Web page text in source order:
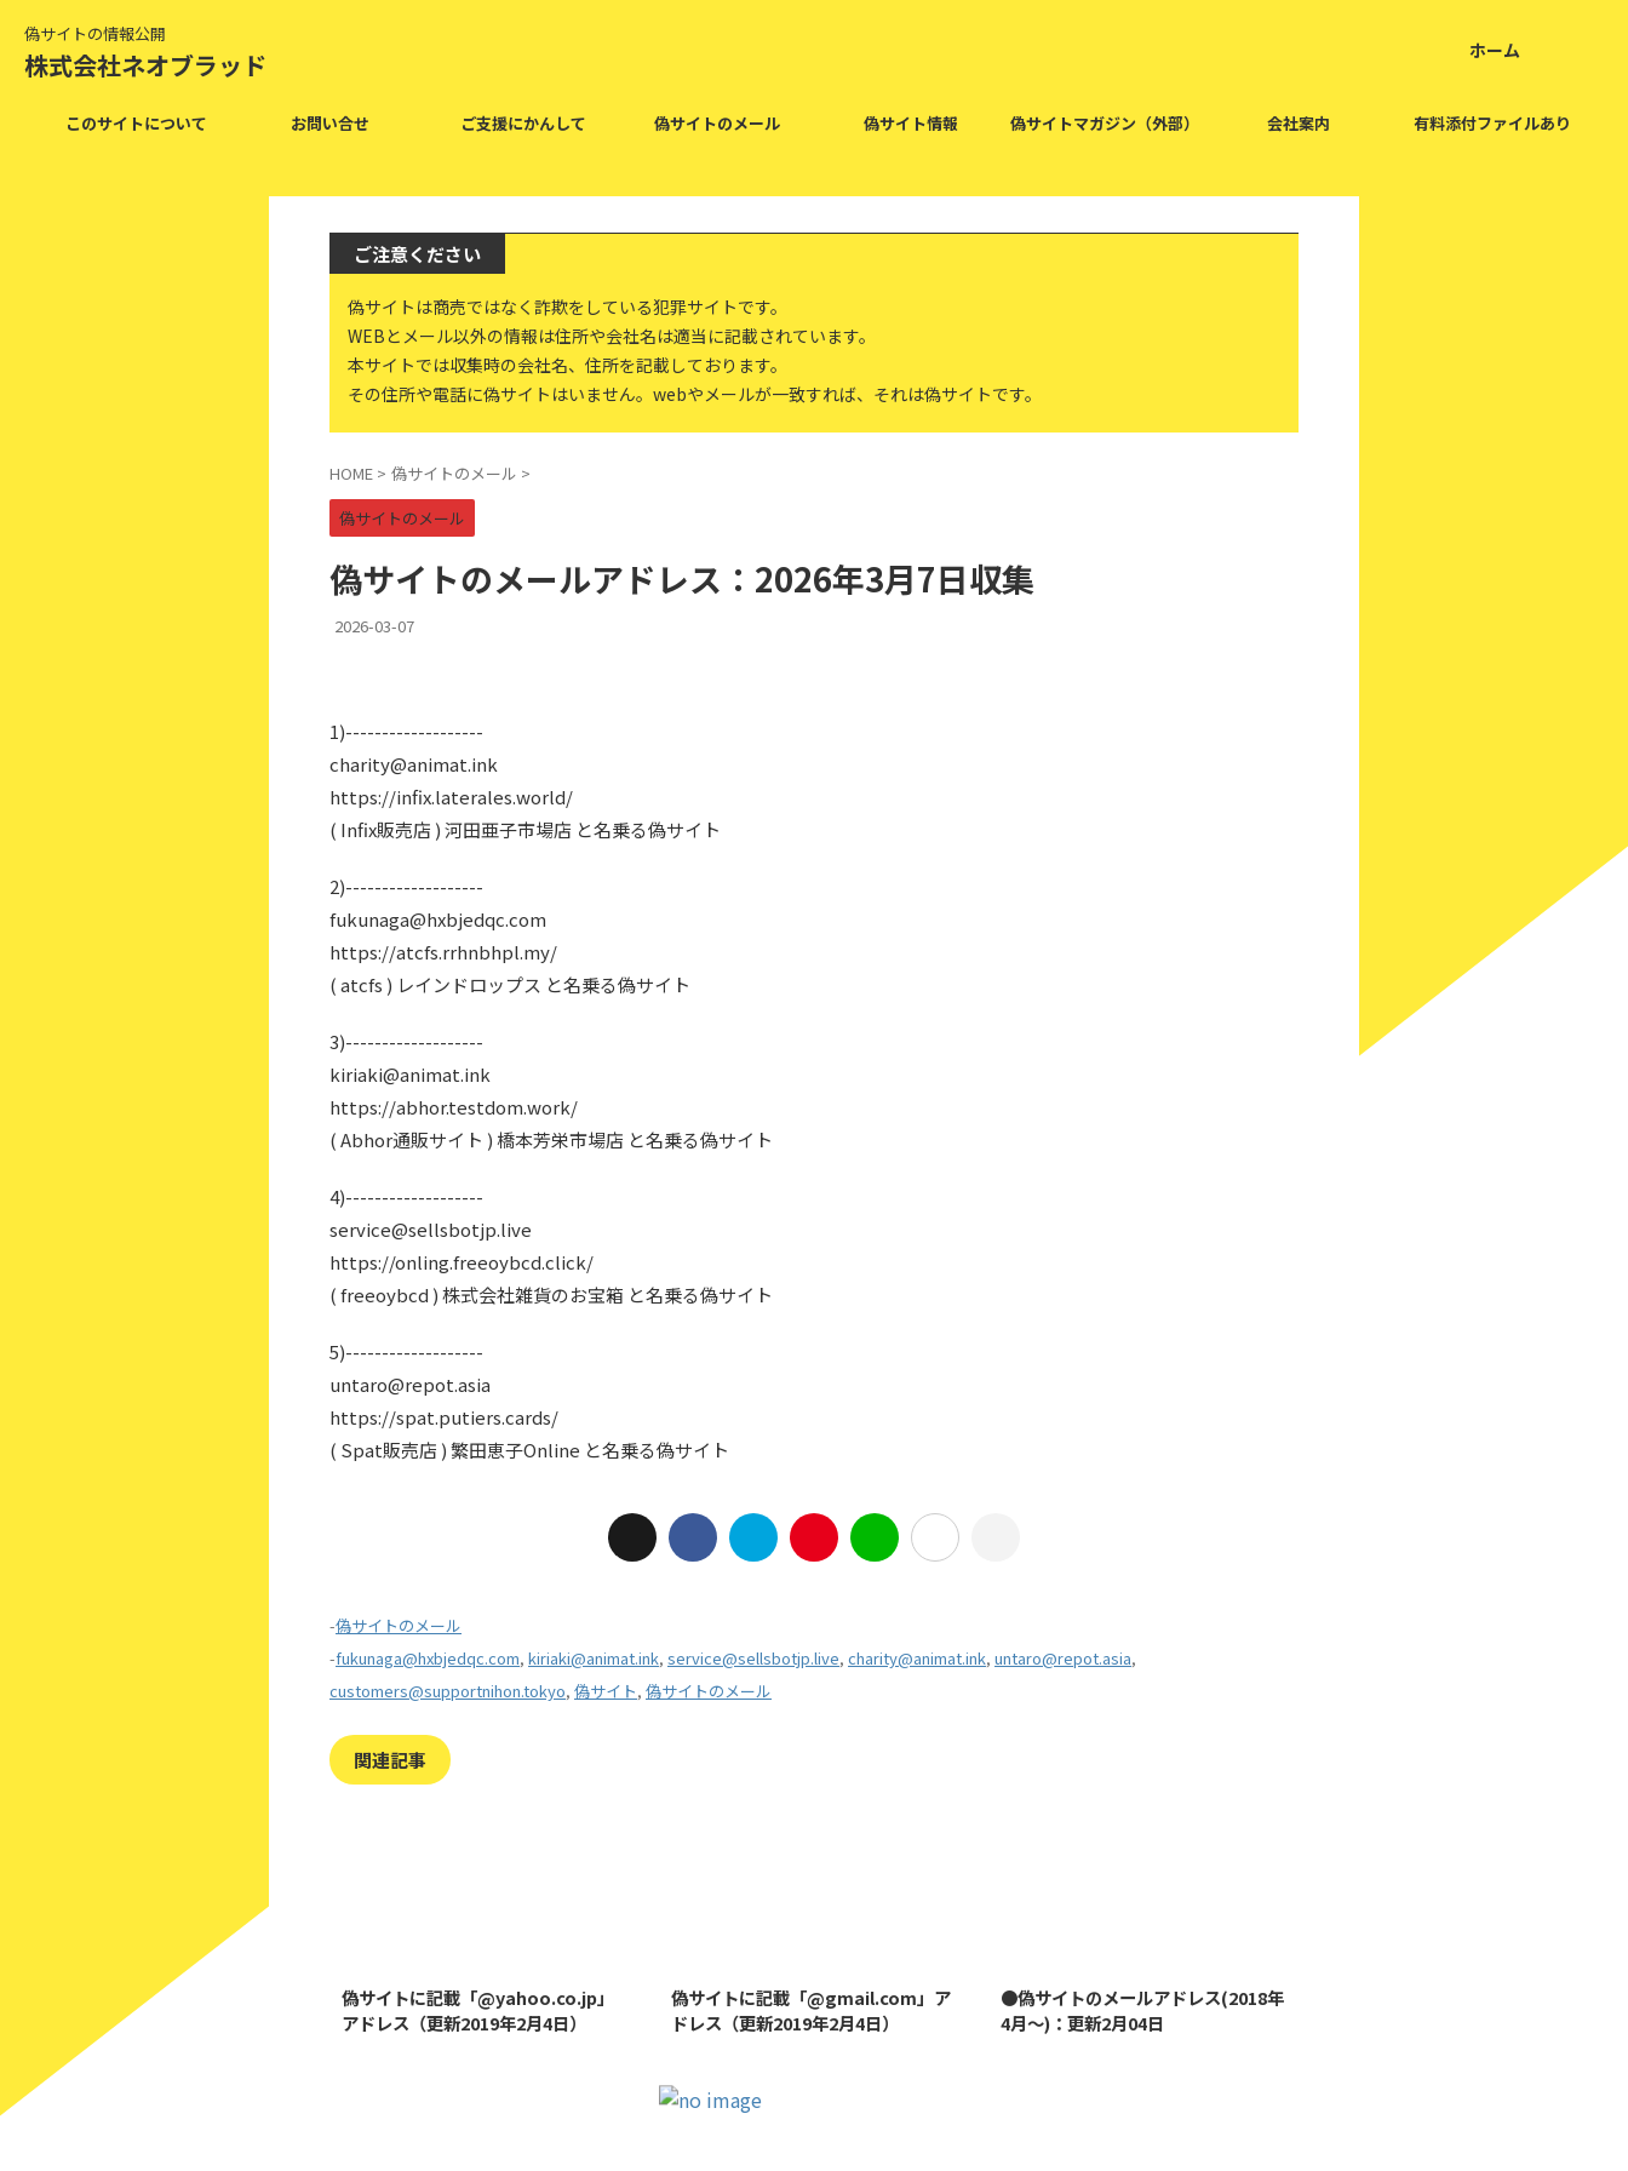
偽サイトの情報公開
株式会社ネオブラッド ホーム
このサイトについて お問い合せ ご支援にかんして 偽サイトのメール 偽サイト情報 偽サイトマガジン（外部） 会社案内 有料添付ファイルあり
ご注意ください
偽サイトは商売ではなく詐欺をしている犯罪サイトです。
WEBとメール以外の情報は住所や会社名は適当に記載されています。
本サイトでは収集時の会社名、住所を記載しております。
その住所や電話に偽サイトはいません。webやメールが一致すれば、それは偽サイトです。
HOME > 偽サイトのメール >
偽サイトのメール
偽サイトのメールアドレス：2026年3月7日収集
2026-03-07
1)-------------------
charity@animat.ink
https://infix.laterales.world/
( Infix販売店 ) 河田亜子市場店 と名乗る偽サイト
2)-------------------
fukunaga@hxbjedqc.com
https://atcfs.rrhnbhpl.my/
( atcfs ) レインドロップス と名乗る偽サイト
3)-------------------
kiriaki@animat.ink
https://abhor.testdom.work/
( Abhor通販サイト ) 橋本芳栄市場店 と名乗る偽サイト
4)-------------------
service@sellsbotjp.live
https://onling.freeoybcd.click/
( freeoybcd ) 株式会社雑貨のお宝箱 と名乗る偽サイト
5)-------------------
untaro@repot.asia
https://spat.putiers.cards/
( Spat販売店 ) 繁田恵子Online と名乗る偽サイト
-偽サイトのメール
-fukunaga@hxbjedqc.com, kiriaki@animat.ink, service@sellsbotjp.live, charity@animat.ink, untaro@repot.asia,
customers@supportnihon.tokyo, 偽サイト, 偽サイトのメール
関連記事
偽サイトに記載「@yahoo.co.jp」
アドレス（更新2019年2月4日）
偽サイトに記載「@gmail.com」ア
ドレス（更新2019年2月4日）
●偽サイトのメールアドレス(2018年
4月～)：更新2月04日